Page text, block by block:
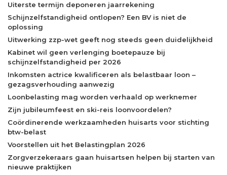
Uiterste termijn deponeren jaarrekening
Schijnzelfstandigheid ontlopen? Een BV is niet de
oplossing
Uitwerking zzp-wet geeft nog steeds geen duidelijkheid
Kabinet wil geen verlenging boetepauze bij
schijnzelfstandigheid per 2026
Inkomsten actrice kwalificeren als belastbaar loon –
gezagsverhouding aanwezig
Loonbelasting mag worden verhaald op werknemer
Zijn jubileumfeest en ski-reis loonvoordelen?
Coördinerende werkzaamheden huisarts voor stichting
btw-belast
Voorstellen uit het Belastingplan 2026
Zorgverzekeraars gaan huisartsen helpen bij starten van
nieuwe praktijken